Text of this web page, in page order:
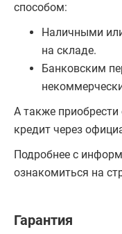
способом:
Наличными
на складе.
Банковским
А также приобрести
кредит через
Подробнее с
ознакомиться на
Гарантия